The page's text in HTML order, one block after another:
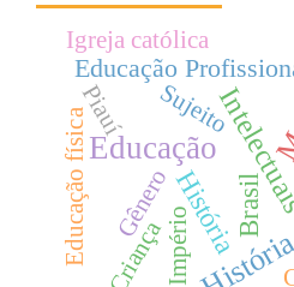
Educação
HistóriaBrasil
Educação
Império
Gênero
Sujeito
Piauí
Educação física
Igreja católica
Criança